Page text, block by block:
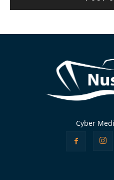
Cyber